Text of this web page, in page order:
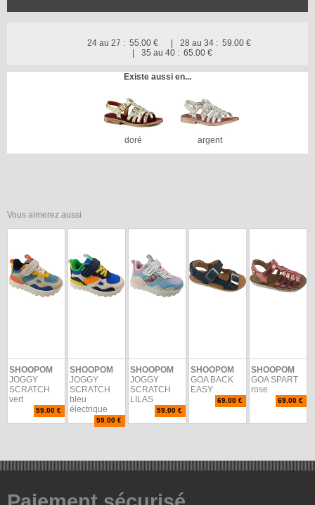
24 au 27 : 55.00 € 28 au 34 : 59.00 €
35 au 40 : 65.00 €
Existe aussi en...
doré argent
Vous aimerez aussi
SHOOPOM
JOGGY
SCRATCH
vert
59.00 €
SHOOPOM
JOGGY
SCRATCH
bleu
électrique
59.00 €
SHOOPOM
JOGGY
SCRATCH
LILAS
59.00 €
SHOOPOM
GOA BACK
EASY .
69.00 €
SHOOPOM
GOA SPART
rose
69.00 €